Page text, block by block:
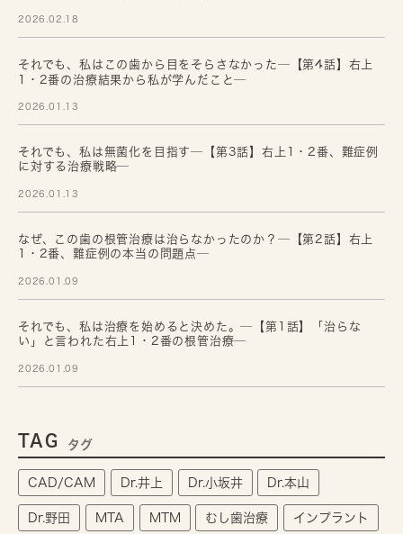
2026.02.18
それでも、私はこの歯から目をそらさなかった─【第4話】右上
1・2番の治療結果から私が学んだこと─
2026.01.13
それでも、私は無菌化を目指す─【第3話】右上1・2番、難症例
に対する治療戦略─
2026.01.13
なぜ、この歯の根管治療は治らなかったのか？─【第2話】右上
1・2番、難症例の本当の問題点─
2026.01.09
それでも、私は治療を始めると決めた。─【第1話】「治らな
い」と言われた右上1・2番の根管治療─
2026.01.09
TAG タグ
CAD/CAM Dr.井上 Dr.小坂井 Dr.本山
Dr.野田 MTA MTM むし歯治療 インプラント